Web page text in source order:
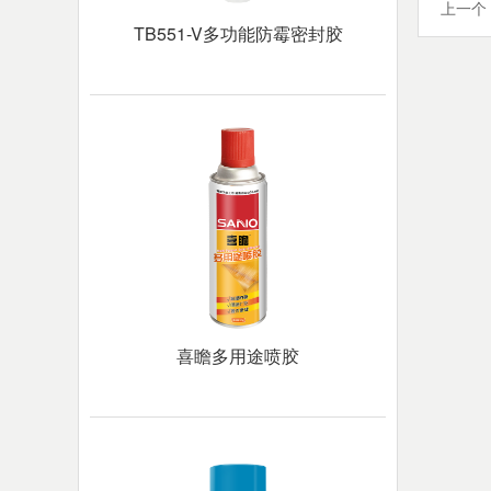
上一个
TB551-V多功能防霉密封胶
喜瞻多用途喷胶